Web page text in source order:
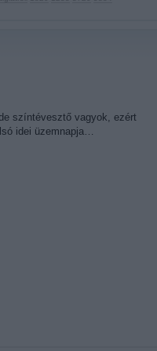
színtévesztő vagyok, ezért
idei üzemnapja…